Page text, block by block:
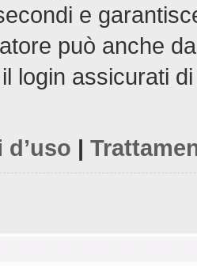
e
può anche
login assicurati
|